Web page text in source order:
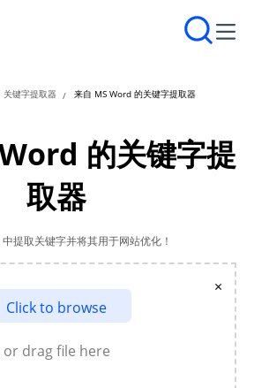
关键字提取器 来自 MS Word 的关键字提取器
的关键字提
取器
提取关键字并将其用于网站优化！
Click to browse
or drag file here
×